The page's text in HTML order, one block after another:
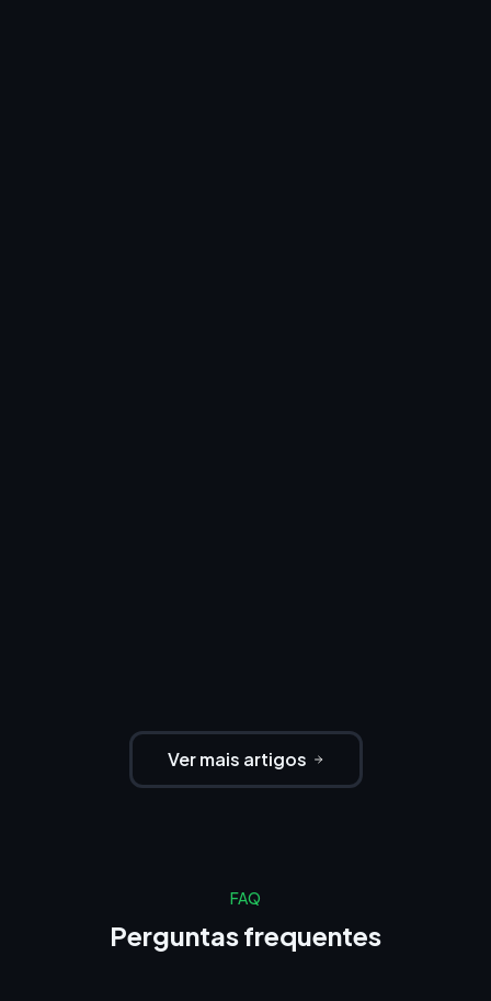
Ver mais artigos
FAQ
Perguntas frequentes